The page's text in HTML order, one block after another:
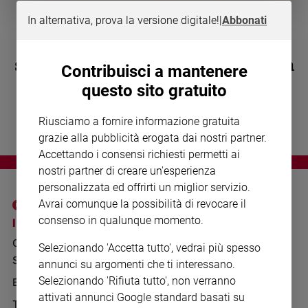
Chiesa
e
Devozione
Santo
del
giorno
Società
e
sacerdote: le immagini della messa
nella sua casa
I SITI SAN PAOLO
GRUPPO EDITORIALE
SAN PAOLO
BENESSERE
TELENOVA
NOTE LEGALI
PRIVACY POLICY
INFORMATIVA
WHISTLEBLOWING
SOCIAL
In alternativa, prova la versione digitale!|Abbonati
Contribuisci a mantenere
questo sito gratuito
Riusciamo a fornire informazione gratuita
grazie alla pubblicità erogata dai nostri partner.
Accettando i consensi richiesti permetti ai
nostri partner di creare un'esperienza
personalizzata ed offrirti un miglior servizio.
Avrai comunque la possibilità di revocare il
consenso in qualunque momento.
Selezionando 'Accetta tutto', vedrai più spesso
annunci su argomenti che ti interessano.
Selezionando 'Rifiuta tutto', non verranno
attivati annunci Google standard basati su